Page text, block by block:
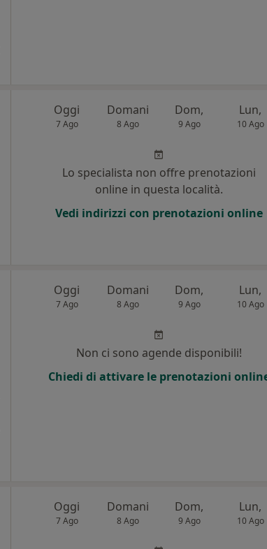
Oggi
7 Ago
Domani
8 Ago
Dom,
9 Ago
Lun,
10 Ago
Lo specialista non offre prenotazioni
online in questa località.
Vedi indirizzi con prenotazioni online
Oggi
7 Ago
Domani
8 Ago
Dom,
9 Ago
Lun,
10 Ago
Non ci sono agende disponibili!
Chiedi di attivare le prenotazioni
Oggi
7 Ago
Domani
8 Ago
Dom,
9 Ago
Lun,
10 Ago